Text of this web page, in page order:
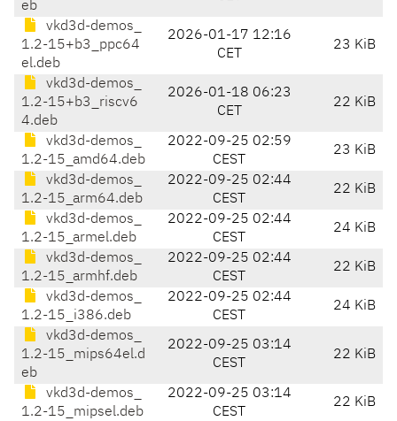
eb
vkd3d-demos_
1.2-15+b3_ppc64
el.deb
2026-01-17 12:16
CET
23 KiB
vkd3d-demos_
1.2-15+b3_riscv6
4.deb
2026-01-18 06:23
CET
22 KiB
vkd3d-demos_
1.2-15_amd64.deb
2022-09-25 02:59
CEST
23 KiB
vkd3d-demos_
1.2-15_arm64.deb
2022-09-25 02:44
CEST
22 KiB
vkd3d-demos_
1.2-15_armel.deb
2022-09-25 02:44
CEST
24 KiB
vkd3d-demos_
1.2-15_armhf.deb
2022-09-25 02:44
CEST
22 KiB
vkd3d-demos_
1.2-15_i386.deb
2022-09-25 02:44
CEST
24 KiB
vkd3d-demos_
1.2-15_mips64el.d
eb
2022-09-25 03:14
CEST
22 KiB
vkd3d-demos_
1.2-15_mipsel.deb
2022-09-25 03:14
CEST
22 KiB